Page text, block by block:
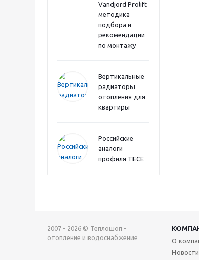
Vandjord Prolift
методика
подбора и
рекомендации
по монтажу
Вертикальные
радиаторы
отопления для
квартиры
Российские
аналоги
профиля TECE
2007 - 2026 © Теплошоп -
отопление и водоснабжение
О
Новости